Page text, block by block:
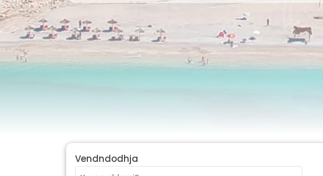
Vendndodhja